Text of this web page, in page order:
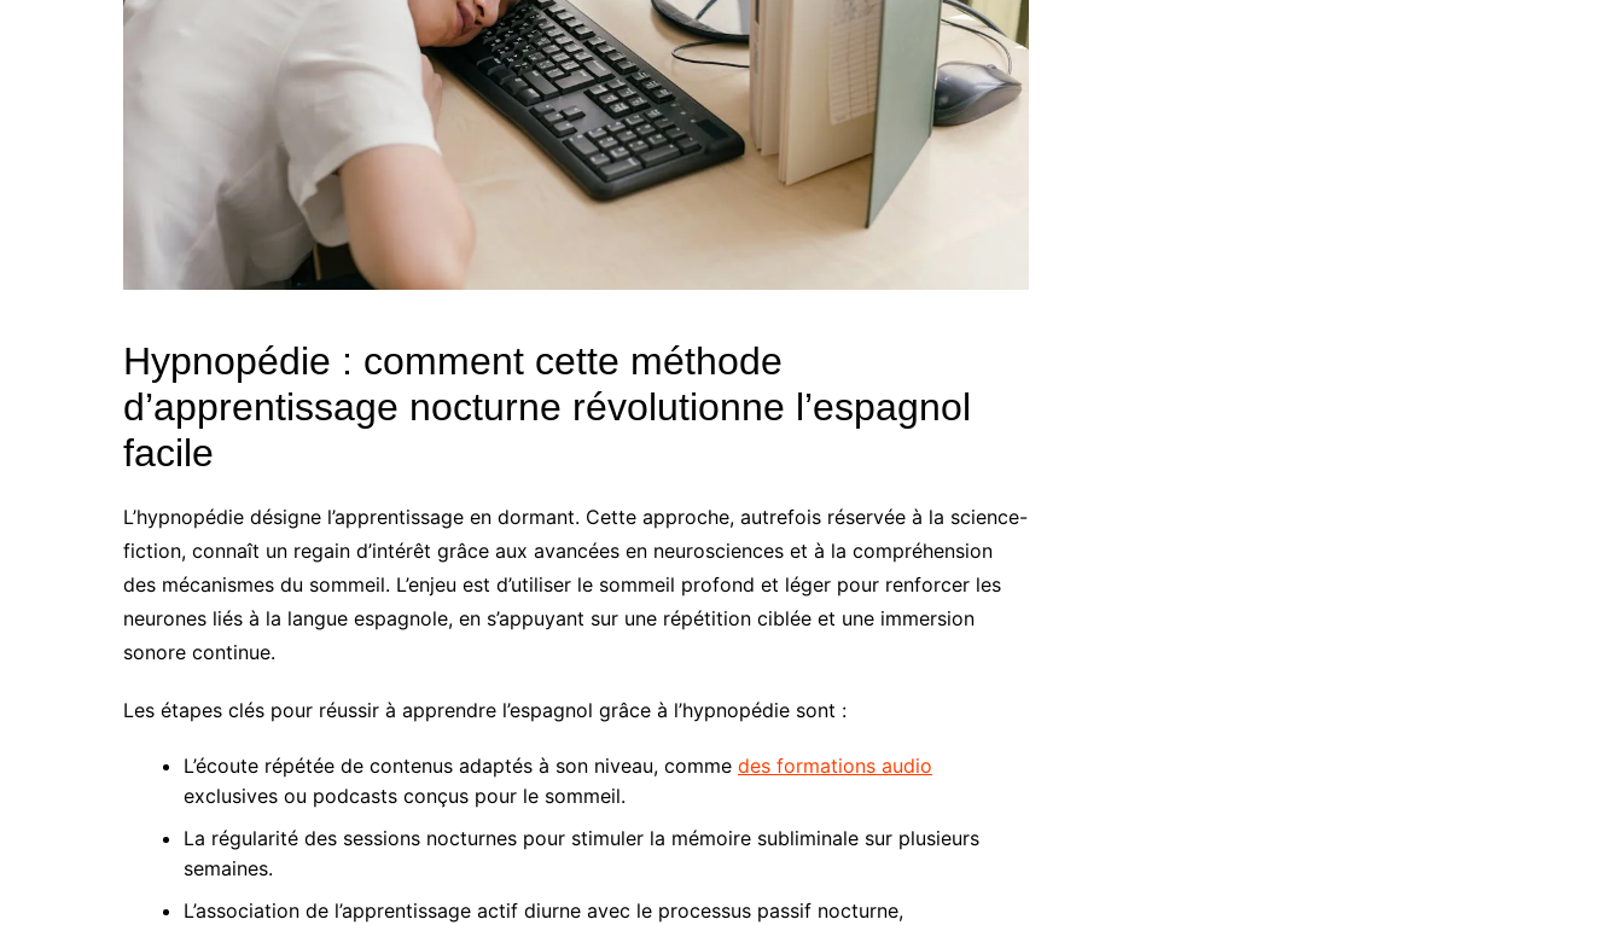
Hypnopédie : comment cette méthode
d’apprentissage nocturne révolutionne l’espagnol
facile
L’hypnopédie désigne l’apprentissage en dormant. Cette approche, autrefois réservée à la science-
fiction, connaît un regain d’intérêt grâce aux avancées en neurosciences et à la compréhension
des mécanismes du sommeil. L’enjeu est d’utiliser le sommeil profond et léger pour renforcer les
neurones liés à la langue espagnole, en s’appuyant sur une répétition ciblée et une immersion
sonore continue.
Les étapes clés pour réussir à apprendre l’espagnol grâce à l’hypnopédie sont :
L’écoute répétée de contenus adaptés à son niveau, comme des formations audio
exclusives ou podcasts conçus pour le sommeil.
La régularité des sessions nocturnes pour stimuler la mémoire subliminale sur plusieurs
semaines.
L’association de l’apprentissage actif diurne avec le processus passif nocturne,